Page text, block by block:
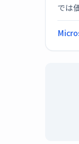
では